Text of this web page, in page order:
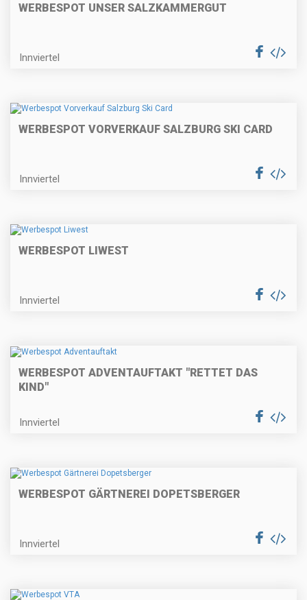
WERBESPOT UNSER SALZKAMMERGUT
Innviertel
WERBESPOT VORVERKAUF SALZBURG SKI CARD
Innviertel
WERBESPOT LIWEST
Innviertel
WERBESPOT ADVENTAUFTAKT "RETTET DAS
KIND"
Innviertel
WERBESPOT GÄRTNEREI DOPETSBERGER
Innviertel